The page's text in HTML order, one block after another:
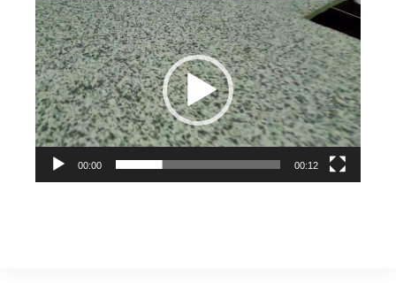
視
訊
播
放
器
00:00 00:12